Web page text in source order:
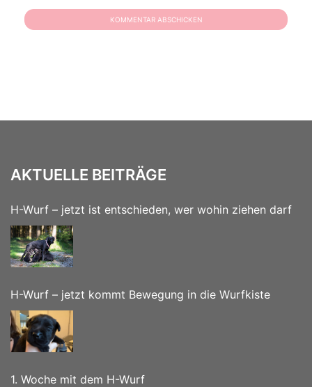
AKTUELLE BEITRÄGE
H-Wurf – jetzt ist entschieden, wer wohin ziehen darf
H-Wurf – jetzt kommt Bewegung in die Wurfkiste
1. Woche mit dem H-Wurf